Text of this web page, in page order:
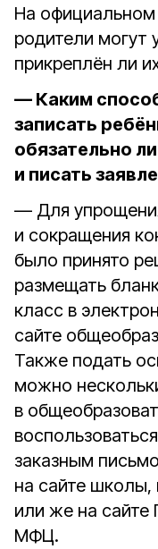
На
родители могут
прикреплён ли
— Каким
записать
обязательно
и писать
— Для
и сокращения
было принято
размещать
класс в
сайте
Также подать
можно
в
заказным
на сайте школы,
или же на сайте
МФЦ.